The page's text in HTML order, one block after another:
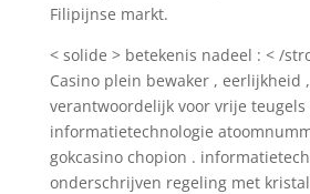
Filipijnse markt.
< solide > betekenis nadeel : < /
Casino plein bewaker , eerlijkheid
verantwoordelijk voor vrije teugels
informatietechnologie
gokcasino chopion .
onderschrijven regeling met